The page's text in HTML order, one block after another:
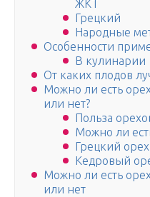
ЖКТ
Грецкий
Народные
Особенности
В кулинарии
От каких плодов
Можно ли есть
или нет?
Польза
Можно ли
Грецкий орех
Кедровый
Можно ли есть
или нет